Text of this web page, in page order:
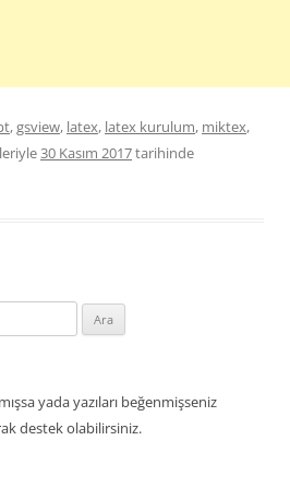
,gsview, latex, latex kurulum, miktex,
30 Kasım 2017tarihinde
yada yazıları beğenmişseniz
destek olabilirsiniz.